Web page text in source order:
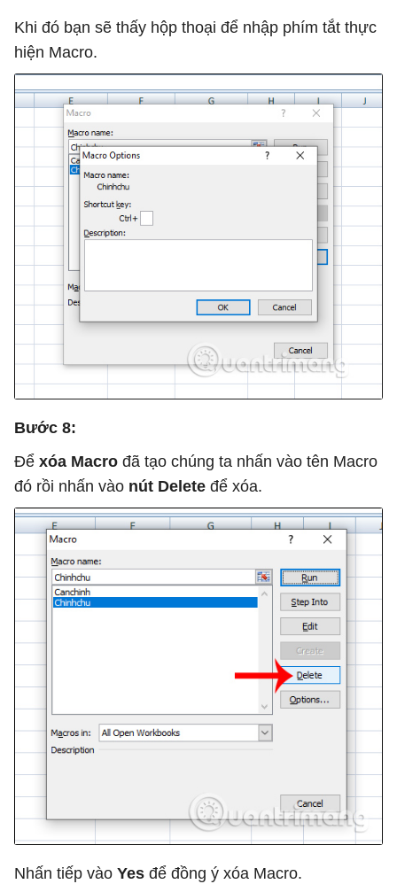
Khi đó bạn sẽ thấy hộp thoại để nhập phím tắt thực
hiện Macro.
Bước 8:
Để xóa Macro đã tạo chúng ta nhấn vào tên Macro
đó rồi nhấn vào nút Delete để xóa.
Nhấn tiếp vào Yes để đồng ý xóa Macro.